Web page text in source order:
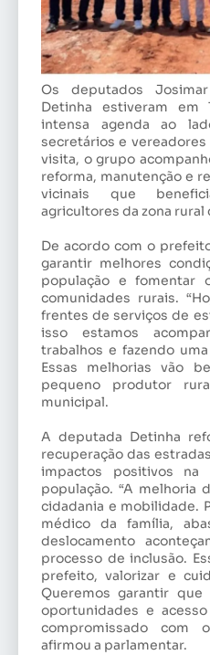
Os deputados
Detinha estiveram em
intensa agenda ao
secretários e
visita, o grupo
reforma, manutenção e
vicinais que
agricultores da zona rural
De acordo com o
garantir melhores
população e fomentar
comunidades rurais.
frentes de serviços de
isso estamos
trabalhos e fazendo
Essas melhorias vão
pequeno produtor
municipal.
A deputada Detinha
recuperação das
impactos positivos
população. “A melhoria
cidadania e mobilidade.
médico da família,
deslocamento
processo de inclusão.
prefeito, valorizar e
Queremos garantir que
oportunidades e
compromissado com
afirmou a parlamentar.